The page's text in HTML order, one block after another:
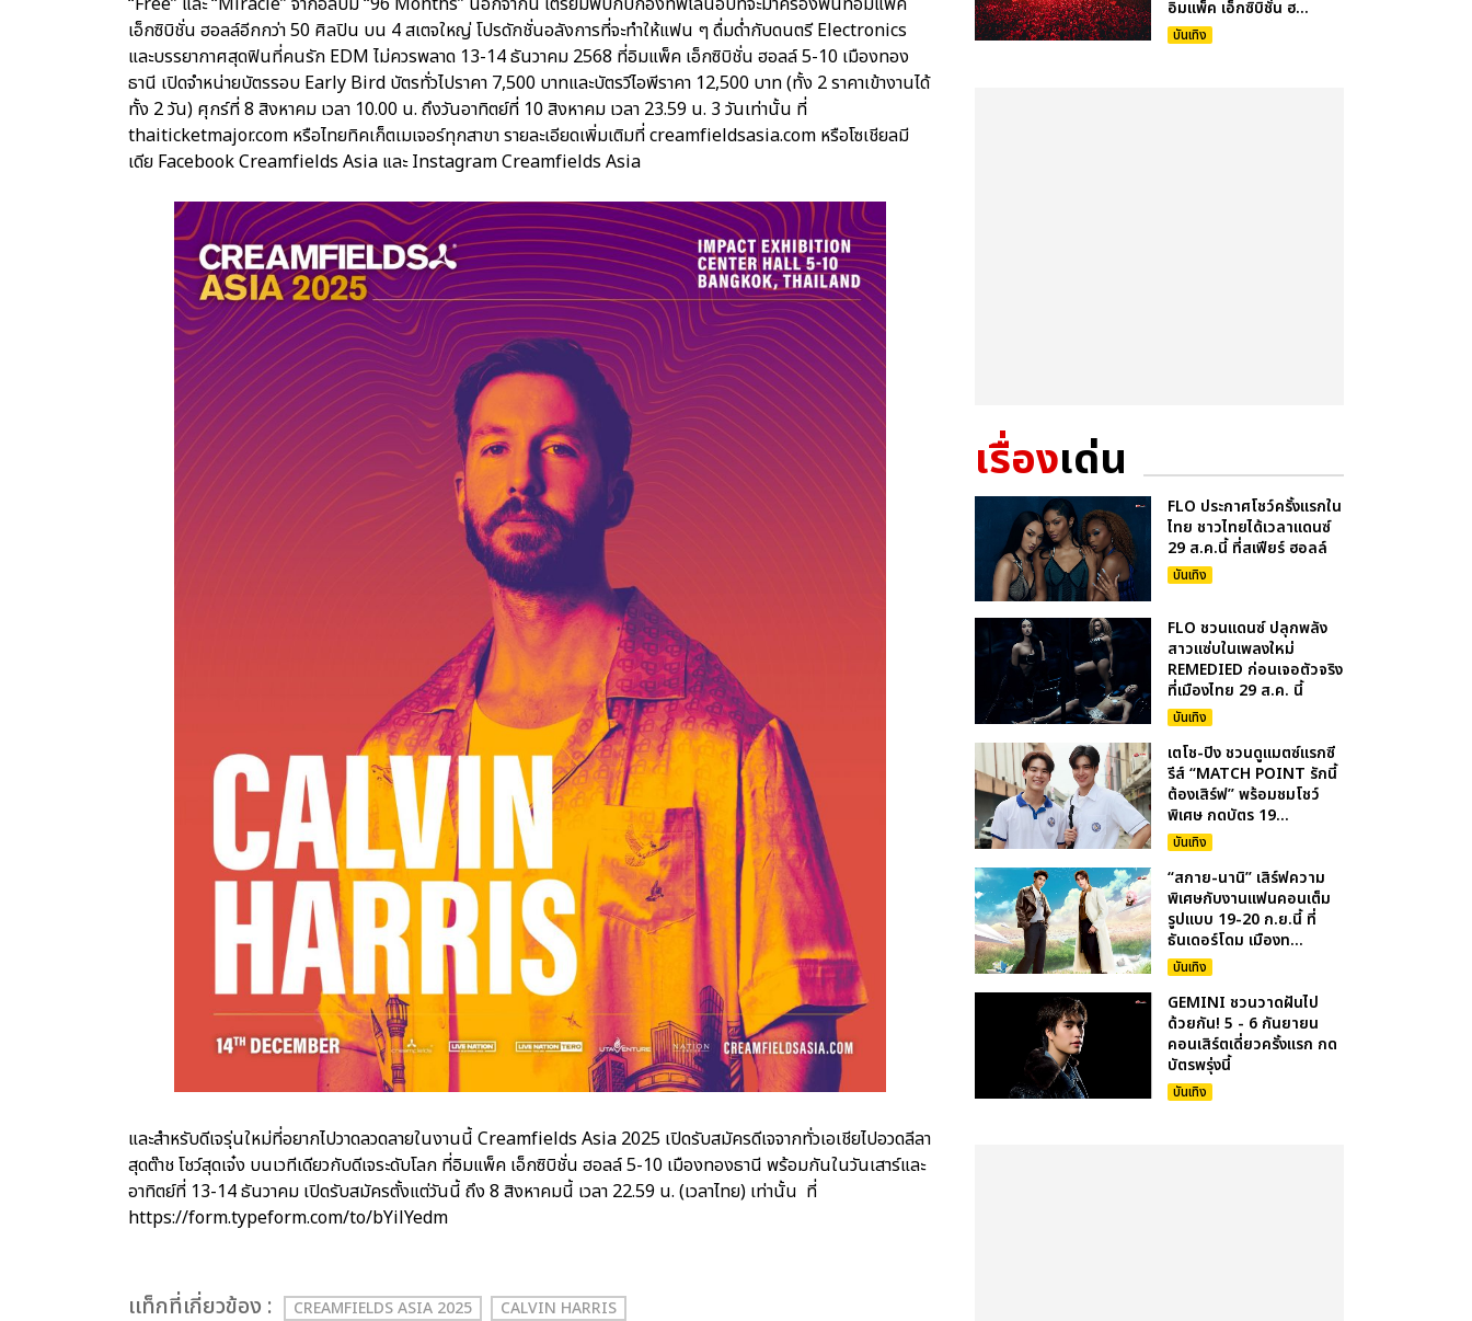
เอ็กซิบิชั่น ฮอลล์อีกกว่า 50 ศิลปิน บน 4 สเตจใหญ่ โปรดักชั่นอลังการที่จะทำให้แฟน ๆ ดื่มด่ำกับดนตรี Electronics
และบรรยากาศสุดฟินที่คนรัก EDM ไม่ควรพลาด 13-14 ธันวาคม 2568 ที่อิมแพ็ค เอ็กซิบิชั่น ฮอลล์ 5-10 เมืองทอง
ธานี เปิดจำหน่ายบัตรรอบ Early Bird บัตรทั่วไปราคา 7,500 บาทและบัตรวีไอพีราคา 12,500 บาท (ทั้ง 2 ราคาเข้างานได้
ทั้ง 2 วัน) ศุกร์ที่ 8 สิงหาคม เวลา 10.00 น. ถึงวันอาทิตย์ที่ 10 สิงหาคม เวลา 23.59 น. 3 วันเท่านั้น ที่
thaiticketmajor.com หรือไทยทิคเก็ตเมเจอร์ทุกสาขา รายละเอียดเพิ่มเติมที่ creamfieldsasia.com หรือโซเชียลมี
เดีย Facebook Creamfields Asia และ Instagram Creamfields Asia
และสำหรับดีเจรุ่นใหม่ที่อยากไปวาดลวดลายในงานนี้ Creamfields Asia 2025 เปิดรับสมัครดีเจจากทั่วเอเชียไปอวดลีลา
สุดต๊าช โชว์สุดเจ๋ง บนเวทีเดียวกับดีเจระดับโลก ที่อิมแพ็ค เอ็กซิบิชั่น ฮอลล์ 5-10 เมืองทองธานี พร้อมกันในวันเสาร์และ
อาทิตย์ที่ 13-14 ธันวาคม เปิดรับสมัครตั้งแต่วันนี้ ถึง 8 สิงหาคมนี้ เวลา 22.59 น. (เวลาไทย) เท่านั้น ที่
https://form.typeform.com/to/bYilYedm
เเท็กที่เกี่ยวข้อง : CREAMFIELDS ASIA 2025 CALVIN HARRIS
อิมแพ็ค เอ็กซิบิชั่น ฮ...
บันเทิง
เรื่องเด่น
FLO ประกาศโชว์ครั้งแรกใน
ไทย ชาวไทยได้เวลาแดนซ์
29 ส.ค.นี้ ที่สเฟียร์ ฮอลล์
บันเทิง
FLO ชวนแดนซ์ ปลุกพลัง
สาวแซ่บในเพลงใหม่
REMEDIED ก่อนเจอตัวจริง
ที่เมืองไทย 29 ส.ค. นี้
บันเทิง
เตโช-ปิง ชวนดูแมตซ์แรกซี
รีส์ “MATCH POINT รักนี้
ต้องเสิร์ฟ” พร้อมชมโชว์
พิเศษ กดบัตร 19...
บันเทิง
“สกาย-นานิ” เสิร์ฟความ
พิเศษกับงานแฟนคอนเต็ม
รูปแบบ 19-20 ก.ย.นี้ ที่
ธันเดอร์โดม เมืองท...
บันเทิง
GEMINI ชวนวาดฝันไป
ด้วยกัน! 5 - 6 กันยายน
คอนเสิร์ตเดี่ยวครั้งแรก กด
บัตรพรุ่งนี้
บันเทิง